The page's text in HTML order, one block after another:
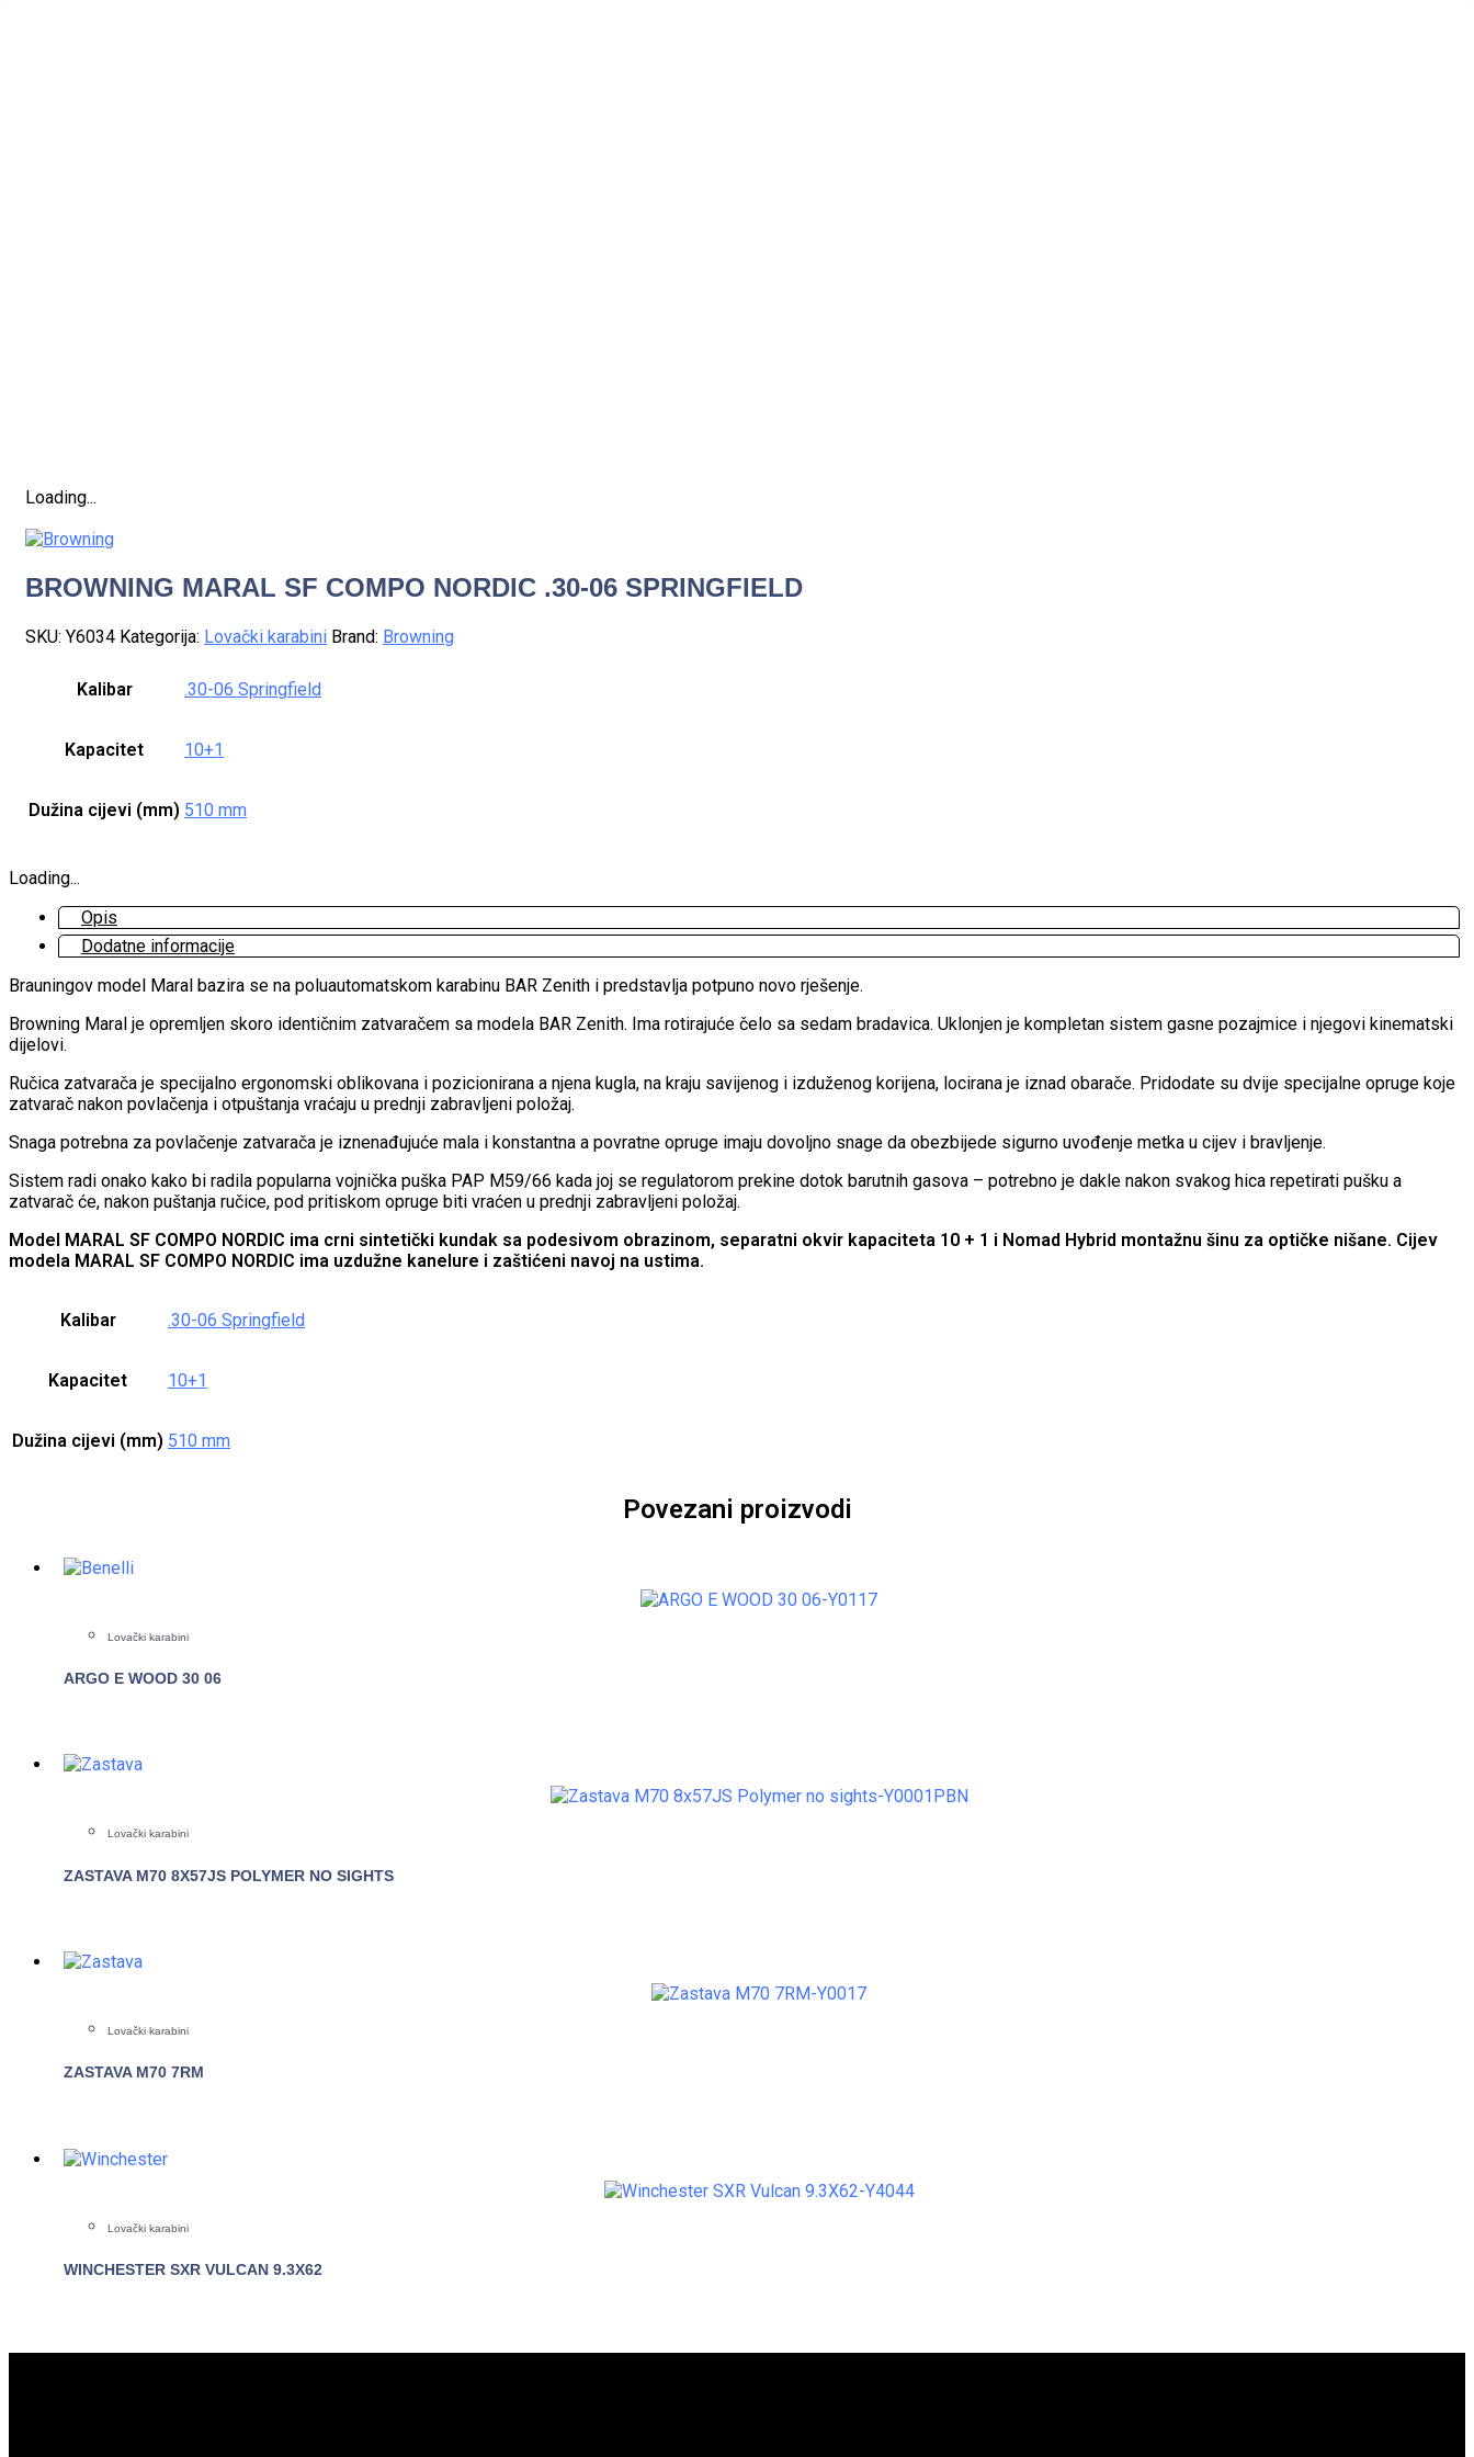
Loading...
BROWNING MARAL SF COMPO NORDIC .30-06 SPRINGFIELD
SKU: Y6034 Kategorija: Lovački karabini Brand: Browning
Kalibar .30-06 Springfield
Kapacitet 10+1
Dužina cijevi (mm) 510 mm
Loading...
Opis
Dodatne informacije
Brauningov model Maral bazira se na poluautomatskom karabinu BAR Zenith i predstavlja potpuno novo rješenje.
Browning Maral je opremljen skoro identičnim zatvaračem sa modela BAR Zenith. Ima rotirajuće čelo sa sedam bradavica. Uklonjen je kompletan sistem gasne pozajmice i njegovi kinematski
dijelovi.
Ručica zatvarača je specijalno ergonomski oblikovana i pozicionirana a njena kugla, na kraju savijenog i izduženog korijena, locirana je iznad obarače. Pridodate su dvije specijalne opruge koje
zatvarač nakon povlačenja i otpuštanja vraćaju u prednji zabravljeni položaj.
Snaga potrebna za povlačenje zatvarača je iznenađujuće mala i konstantna a povratne opruge imaju dovoljno snage da obezbijede sigurno uvođenje metka u cijev i bravljenje.
Sistem radi onako kako bi radila popularna vojnička puška PAP M59/66 kada joj se regulatorom prekine dotok barutnih gasova – potrebno je dakle nakon svakog hica repetirati pušku a
zatvarač će, nakon puštanja ručice, pod pritiskom opruge biti vraćen u prednji zabravljeni položaj.
Model MARAL SF COMPO NORDIC ima crni sintetički kundak sa podesivom obrazinom, separatni okvir kapaciteta 10 + 1 i Nomad Hybrid montažnu šinu za optičke nišane. Cijev
modela MARAL SF COMPO NORDIC ima uzdužne kanelure i zaštićeni navoj na ustima.
Kalibar .30-06 Springfield
Kapacitet 10+1
Dužina cijevi (mm) 510 mm
Povezani proizvodi
Lovački karabini
ARGO E WOOD 30 06
Lovački karabini
ZASTAVA M70 8X57JS POLYMER NO SIGHTS
Lovački karabini
ZASTAVA M70 7RM
Lovački karabini
WINCHESTER SXR VULCAN 9.3X62